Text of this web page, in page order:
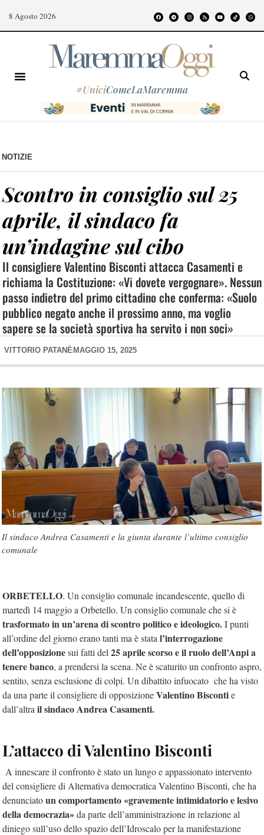
8 Agosto 2026
#UniciComeLaMaremma
NOTIZIE
Scontro in consiglio sul 25
aprile, il sindaco fa
un’indagine sul cibo
Il consigliere Valentino Bisconti attacca Casamenti e
richiama la Costituzione: «Vi dovete vergognare». Nessun
passo indietro del primo cittadino che conferma: «Suolo
pubblico negato anche il prossimo anno, ma voglio
sapere se la società sportiva ha servito i non soci»
VITTORIO PATANÈ MAGGIO 15, 2025
Il sindaco Andrea Casamenti e la giunta durante l’ultimo consiglio
comunale
ORBETELLO. Un consiglio comunale incandescente, quello di
martedì 14 maggio a Orbetello. Un consiglio comunale che si è
trasformato in un’arena di scontro politico e ideologico.I punti
all’ordine del giorno erano tanti ma è stata l’interrogazione
dell’opposizionesui fatti del 25 aprile scorso e il ruolo dell’Anpi a
tenere banco, a prendersi la scena. Ne è scaturito un confronto aspro,
sentito, senza esclusione di colpi. Un dibattito infuocato che ha visto
da una parte il consigliere di opposizioneValentino Biscontie
dall’altra il sindaco Andrea Casamenti.
L’attacco di Valentino Bisconti
A innescare il confronto è stato un lungo e appassionato intervento
del consigliere di Alternativa democratica Valentino Bisconti, che ha
denunciatoun comportamento «gravemente intimidatorio e lesivo
della democrazia»da parte dell’amministrazione in relazione al
diniego sull’uso dello spazio dell’Idroscalo per la manifestazione